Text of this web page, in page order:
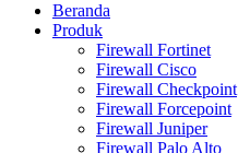
Beranda
Produk
Firewall Fortinet
Firewall Cisco
Firewall Checkpoint
Firewall Forcepoint
Firewall Juniper
Firewall Palo Alto